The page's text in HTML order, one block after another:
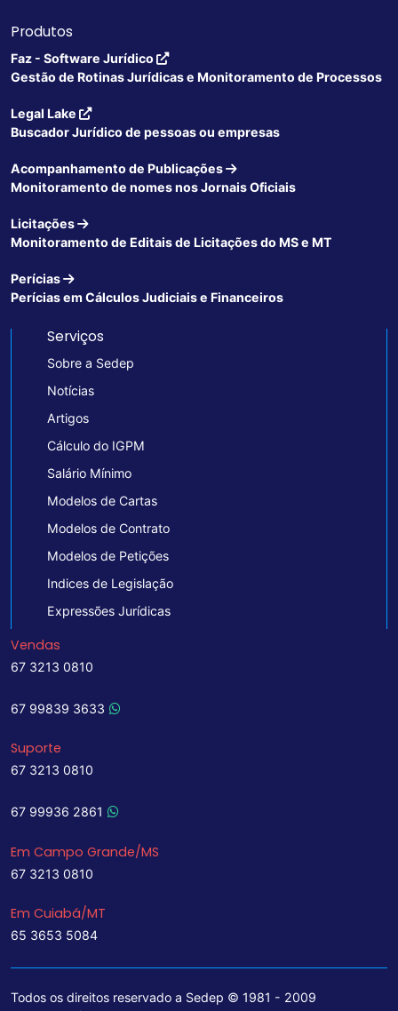
Produtos
Faz - Software Jurídico
Gestão de Rotinas Jurídicas e Monitoramento de Processos
Legal Lake
Buscador Jurídico de pessoas ou empresas
Acompanhamento de Publicações
Monitoramento de nomes nos Jornais Oficiais
Licitações
Monitoramento de Editais de Licitações do MS e MT
Perícias
Perícias em Cálculos Judiciais e Financeiros
Serviços
Sobre a Sedep
Notícias
Artigos
Cálculo do IGPM
Salário Mínimo
Modelos de Cartas
Modelos de Contrato
Modelos de Petições
Indices de Legislação
Expressões Jurídicas
Vendas
67 3213 0810
67 99839 3633
Suporte
67 3213 0810
67 99936 2861
Em Campo Grande/MS
67 3213 0810
Em Cuiabá/MT
65 3653 5084
Todos os direitos reservado a Sedep © 1981 - 2009